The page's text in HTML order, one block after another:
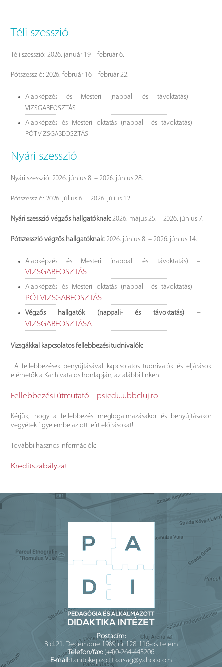
Téli szesszió
Téli szesszió: 2026. január 19 – február 6.
Pótszesszió: 2026. február 16 – február 22.
Alapképzés és Mesteri (nappali és távoktatás) –
VIZSGABEOSZTÁS
Alapképzés és Mesteri oktatás (nappali- és távoktatás) –
PÓTVIZSGABEOSZTÁS
Nyári szesszió
Nyári szesszió: 2026. június 8. – 2026. június 28.
Pótszesszió: 2026. július 6. – 2026. július 12.
Nyári szesszió végzős hallgatóknak:2026. május 25. – 2026. június 7.
Pótszesszió végzős hallgatóknak: 2026. június 8. – 2026. június 14.
Alapképzés és Mesteri (nappali és távoktatás) –
VIZSGABEOSZTÁS
Alapképzés és Mesteri oktatás (nappali- és távoktatás) –
PÓTVIZSGABEOSZTÁS
Végzős hallgatók (nappali- és távoktatás) –
VIZSGABEOSZTÁSA
Vizsgákkal kapcsolatos fellebbezési tudnivalók:
A fellebbezések benyújtásával kapcsolatos tudnivalók és eljárások
elérhetők a Kar hivatalos honlapján, az alábbi linken:
Fellebbezési útmutató – psiedu.ubbcluj.ro
Kérjük, hogy a fellebbezés megfogalmazásakor és benyújtásakor
vegyétek figyelembe az ott leírt előírásokat!
További hasznos információk:
Kreditszabályzat
Postacím:
Bld. 21. Decembrie 1989, nr. 128. 116-os terem
Telefon/fax:(+4)0-264-445206
E-mail:tanitokepzo.titkarsag@yahoo.com